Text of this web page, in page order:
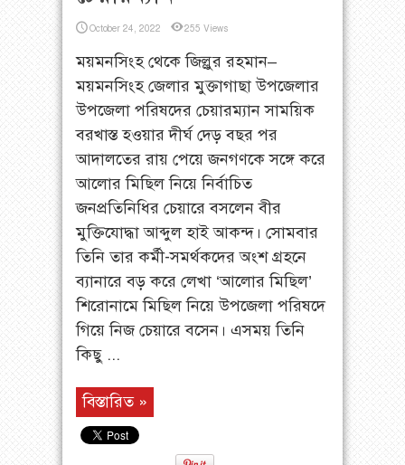
October 24, 2022 255 Views
ময়মনসিংহ থেকে জিল্লুর রহমান–
ময়মনসিংহ জেলার মুক্তাগাছা উপজেলার
উপজেলা পরিষদের চেয়ারম্যান সাময়িক
বরখাস্ত হওয়ার দীর্ঘ দেড় বছর পর
আদালতের রায় পেয়ে জনগণকে সঙ্গে করে
আলোর মিছিল নিয়ে নির্বাচিত
জনপ্রতিনিধির চেয়ারে বসলেন বীর
মুক্তিযোদ্ধা আব্দুল হাই আকন্দ। সোমবার
তিনি তার কর্মী-সমর্থকদের অংশ গ্রহনে
ব্যানারে বড় করে লেখা ‘আলোর মিছিল’
শিরোনামে মিছিল নিয়ে উপজেলা পরিষদে
গিয়ে নিজ চেয়ারে বসেন। এসময় তিনি
কিছু ...
বিস্তারিত »